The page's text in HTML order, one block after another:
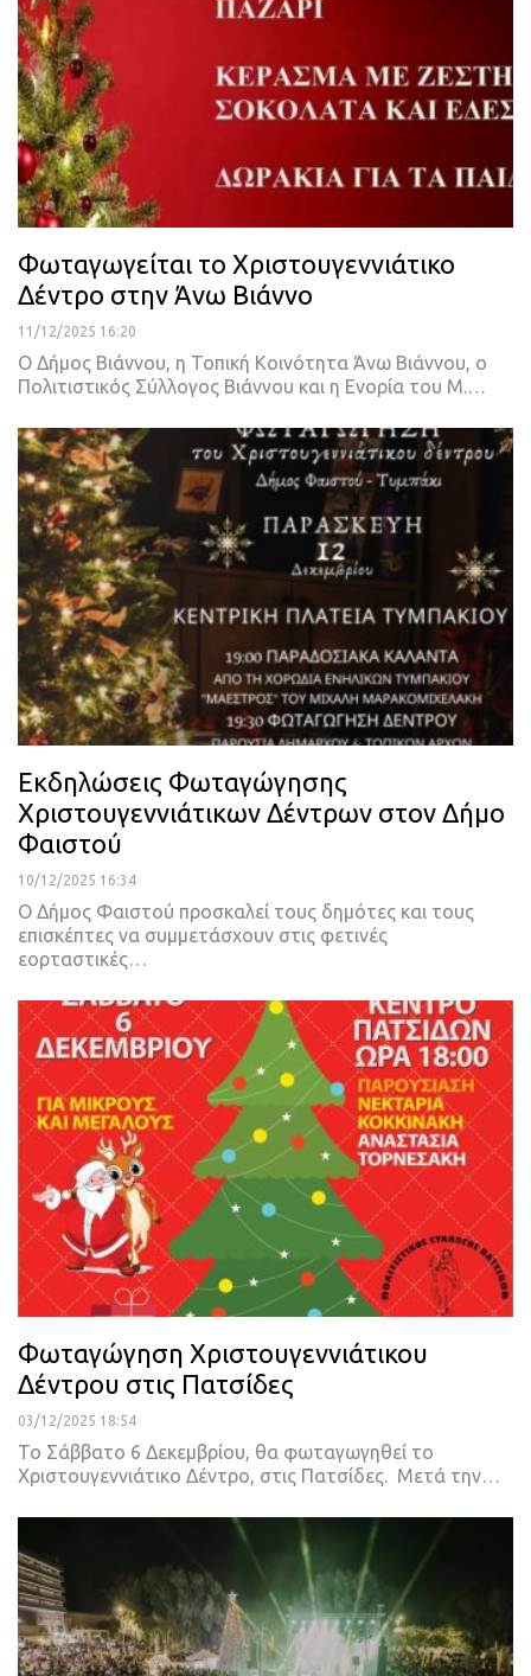
Φωταγωγείται το Χριστουγεννιάτικο
Δέντρο στην Άνω Βιάννο
11/12/2025 16:20
Ο Δήμος Βιάννου, η Τοπική Κοινότητα Άνω Βιάννου, ο
Πολιτιστικός Σύλλογος Βιάννου και η Ενορία του Μ.…
Εκδηλώσεις Φωταγώγησης
Χριστουγεννιάτικων Δέντρων στον Δήμο
Φαιστού
10/12/2025 16:34
Ο Δήμος Φαιστού προσκαλεί τους δημότες και τους
επισκέπτες να συμμετάσχουν στις φετινές
εορταστικές…
Φωταγώγηση Χριστουγεννιάτικου
Δέντρου στις Πατσίδες
03/12/2025 18:54
Το Σάββατο 6 Δεκεμβρίου, θα φωταγωγηθεί το
Χριστουγεννιάτικο Δέντρο, στις Πατσίδες. Μετά την…